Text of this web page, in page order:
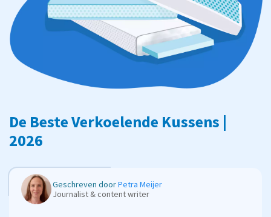
De Beste Verkoelende Kussens |
2026
Geschreven doorPetra Meijer
Journalist & content writer